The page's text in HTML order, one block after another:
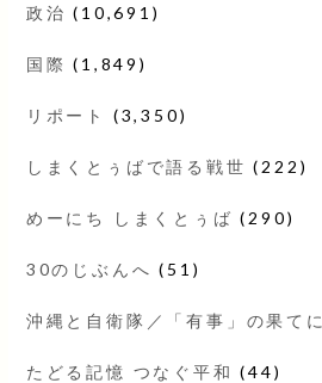
政治 (10,691)
国際 (1,849)
リポート (3,350)
しまくとぅばで語る戦世 (222)
めーにち しまくとぅば (290)
30のじぶんへ (51)
沖縄と自衛隊／「有事」の果てに
たどる記憶 つなぐ平和 (44)